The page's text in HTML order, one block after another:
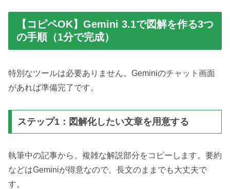
【コピペOK】Gemini 3.1で図解を作る3つ
の手順（1分で完成）
特別なツールは必要ありません。Geminiのチャット画面
があれば準備完了です。
ステップ1：図解化したい文章を用意する
執筆中の記事から、複雑な解説部分をコピーします。要約
などはGeminiが得意なので、長文のままでも大丈夫で
す。